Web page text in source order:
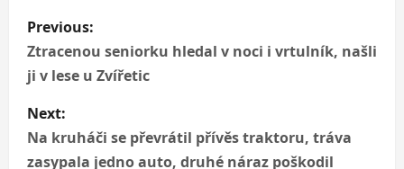
P
o
s
t
Previous:
Ztracenou seniorku hledal v noci i vrtulník, našli
ji v lese u Zvířetic
Next:
Na kruháči se převrátil přívěs traktoru, tráva
zasypala jedno auto, druhé náraz poškodil